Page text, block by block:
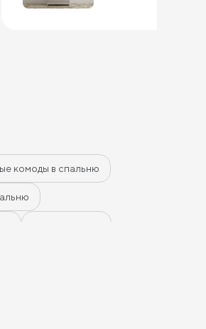
комоды в спальню